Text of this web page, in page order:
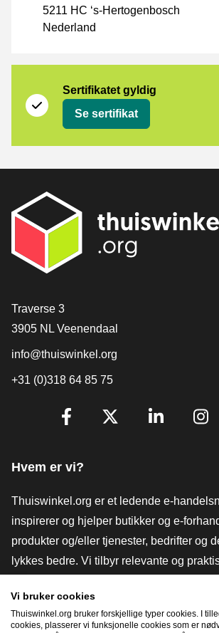
5211 HC ‘s-Hertogenbosch
Nederland
Sertifikatet gyldig
Se sertifikat
[_General:Contact]
Traverse 3
3905 NL Veenendaal
info@thuiswinkel.org
+31 (0)318 64 85 75
[_General:SocialMediaTitle]
Hvem er vi?
Thuiswinkel.org er et ledende e-
inspirerer og hjelper butikker og e-
produkter og/eller tjenester, bedrifter og
lykkes bedre. Vi tilbyr relevante og
verktøy og råd, advokatvirksomhet,
og har vår egen utdanningsplattform,
Vi bruker cookies
Thuiswinkel.org bruker forskjellige typer cookies. I
cookies, plasserer vi funksjonelle cookies som er